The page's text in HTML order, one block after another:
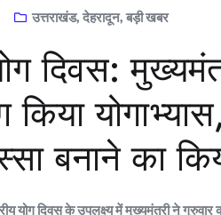
उत्तराखंड, देहरादून, बड़ी खबर
दिवस:
किया
बनाने का
योग दिवस के उपलक्ष्य में मुख्यमंत्री ने गुरुवार